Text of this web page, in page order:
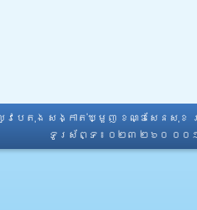
វបេតុង សង្កាត់ឃ្មួញ ខណ្ឌសែនសុខ រ
ទូរស័ព្ទ ៖ ០២៣ ២៦០ ០០